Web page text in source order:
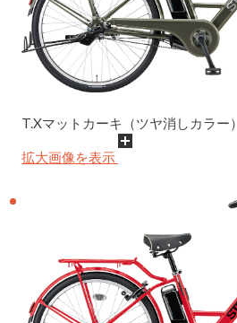
T.Xマットカーキ（ツヤ消しカラー）
拡大画像を表示